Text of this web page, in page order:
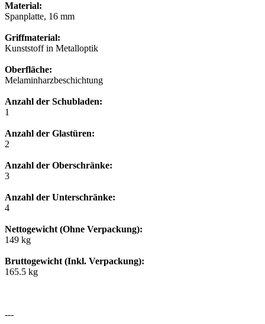
Material:
Spanplatte, 16 mm
Griffmaterial:
Kunststoff in Metalloptik
Oberfläche:
Melaminharzbeschichtung
Anzahl der Schubladen:
1
Anzahl der Glastüren:
2
Anzahl der Oberschränke:
3
Anzahl der Unterschränke:
4
Nettogewicht (Ohne Verpackung):
149 kg
Bruttogewicht (Inkl. Verpackung):
165.5 kg
---